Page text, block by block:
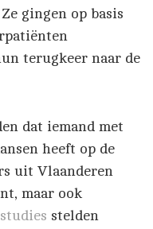
gingen op basis
terugkeer naar de
dat iemand met
heeft op de
uit Vlaanderen
maar ook
stelden